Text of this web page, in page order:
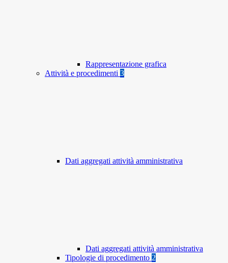
Rappresentazione grafica
Attività e procedimenti 3
Dati aggregati attività amministrativa
Dati aggregati attività amministrativa
Tipologie di procedimento 2